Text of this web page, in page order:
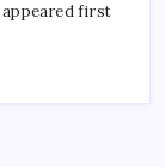
appeared first